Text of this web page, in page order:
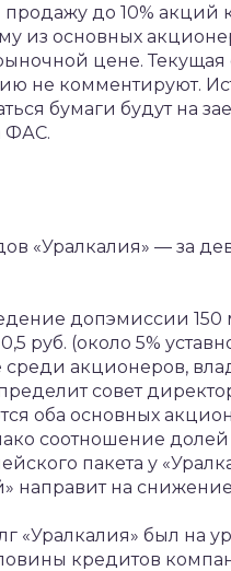
до 10% акций
из основных
цене. Текущая
не комментируют.
бумаги будут на
ФАС.
«Уралкалия» — за
допэмиссии 150
(около 5%
акционеров,
совет
оба основных
соотношение долей
пакета у
направит на
«Уралкалия» был на
кредитов